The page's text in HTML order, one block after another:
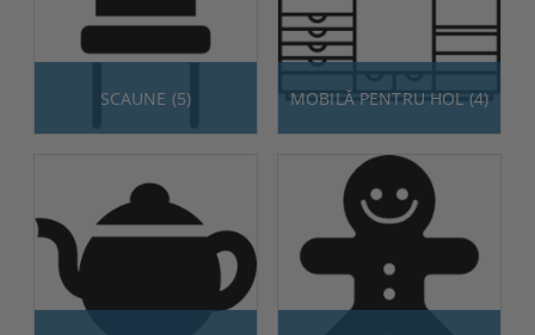
SCAUNE (5) MOBILĂ PENTRU HOL (4)